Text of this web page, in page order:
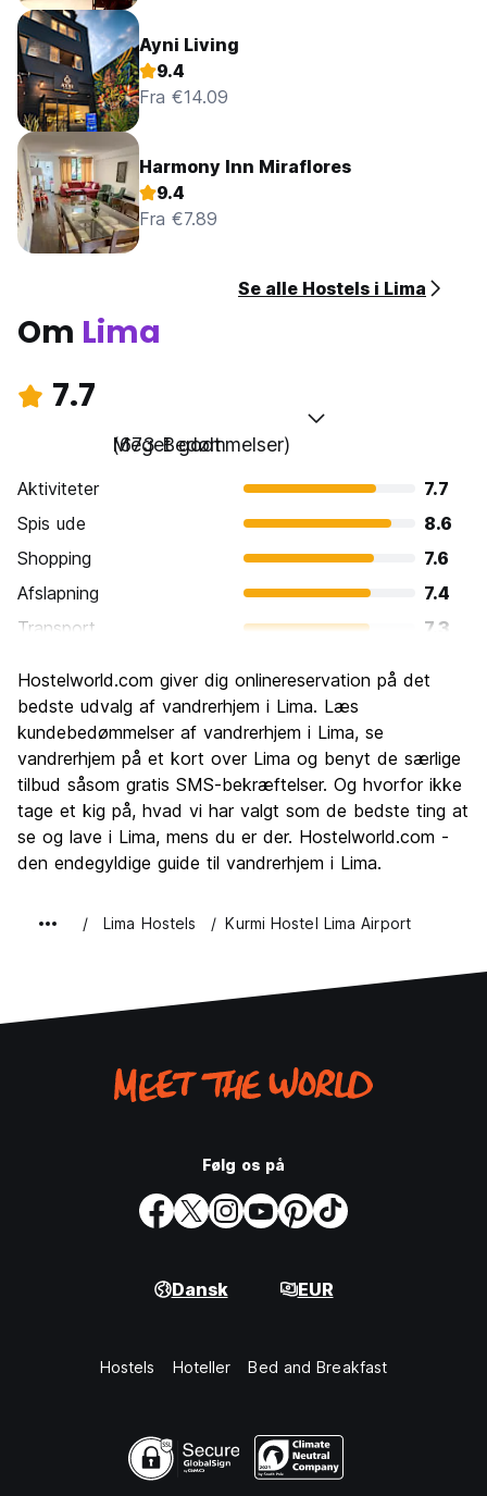
Ayni Living
9.4
Fra €14.09
Harmony Inn Miraflores
9.4
Fra €7.89
Se alle Hostels i Lima
Om Lima
7.7
Meget godt
(673 Bedømmelser)
Aktiviteter
7.7
Spis ude
8.6
Shopping
7.6
Afslapning
7.4
Transport
7.3
Kultur
Fester
Værdi for pengene
7.7
Hostelworld.com giver dig onlinereservation på det
bedste udvalg af vandrerhjem i Lima. Læs
kundebedømmelser af vandrerhjem i Lima, se
vandrerhjem på et kort over Lima og benyt de særlige
tilbud såsom gratis SMS-bekræftelser. Og hvorfor ikke
tage et kig på, hvad vi har valgt som de bedste ting at
se og lave i Lima, mens du er der. Hostelworld.com -
den endegyldige guide til vandrerhjem i Lima.
Lima Hostels Kurmi Hostel Lima Airport
Følg os på
Dansk EUR
Hostels Hoteller Bed and Breakfast